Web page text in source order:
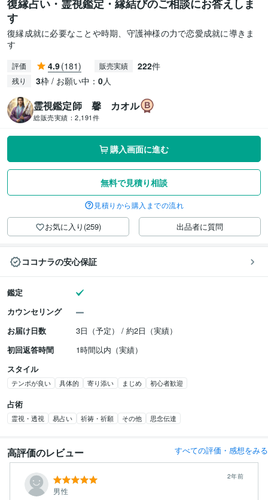
復縁占い・霊視鑑定・縁結びのご相談にお答えしま
す
復縁成就に必要なことや時期、守護神様の力で恋愛成就に導きま
す
評価 4.9(181) 販売実績 222件
残り 3枠 / お願い中： 0人
霊視鑑定師 馨 カオル
総販売実績： 2,191件
購入画面に進む
無料で見積り相談
見積りから購入までの流れ
お気に入り(259) 出品者に質問
ココナラの安心保証
鑑定
カウンセリング
お届け日数
3日（予定） / 約2日（実績）
初回返答時間
1時間以内（実績）
スタイル
テンポが良い 具体的 寄り添い まじめ 初心者歓迎
占術
霊視・透視 易占い 祈祷・祈願 その他 思念伝達
高評価のレビュー すべての評価・感想をみる
男性
2年前